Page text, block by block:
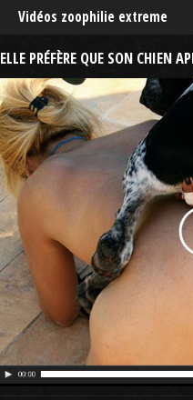
Vidéos zoophilie extreme
ELLE PRÉFÈRE QUE SON CHIEN